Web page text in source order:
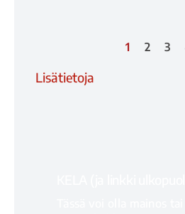
1 2 3
Lisätietoja